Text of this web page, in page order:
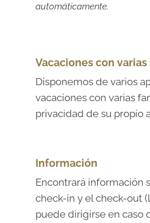
automáticamente.
Vacaciones con
Disponemos de varios
vacaciones con varias
privacidad de su propio
Información
Encontrará información
check-in y el check-out
puede dirigirse en caso